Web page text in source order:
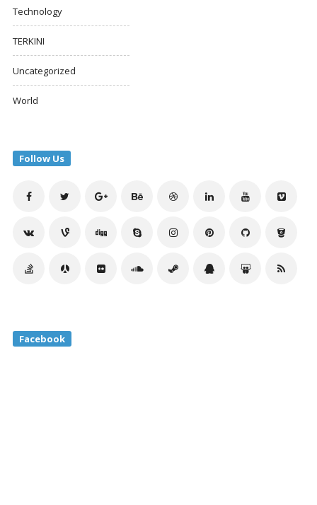
Technology
TERKINI
Uncategorized
World
Follow Us
Facebook